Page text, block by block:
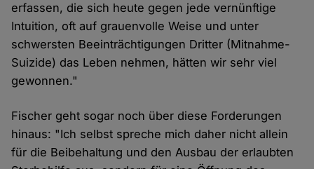
erfassen, die sich heute gegen jede vernünftige
Intuition, oft auf grauenvolle Weise und unter
schwersten Beeinträchtigungen Dritter (Mitnahme-
Suizide) das Leben nehmen, hätten wir sehr viel
gewonnen."
Fischer geht sogar noch über diese Forderungen
hinaus: "Ich selbst spreche mich daher nicht allein
für die Beibehaltung und den Ausbau der erlaubten